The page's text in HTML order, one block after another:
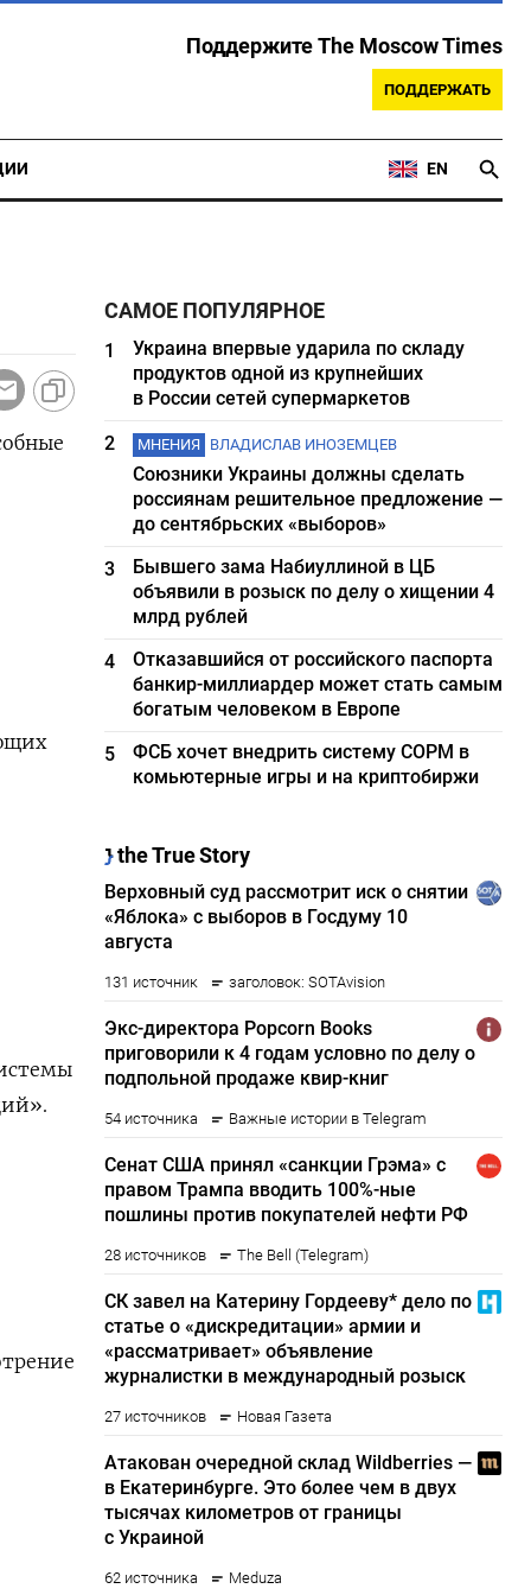
Поддержите The Moscow Times
ПОДДЕРЖАТЬ
EN
САМОЕ ПОПУЛЯРНОЕ
1
Украина впервые ударила по складу
продуктов одной из крупнейших
в России сетей супермаркетов
2
МНЕНИЯ ВЛАДИСЛАВ ИНОЗЕМЦЕВ
Союзники Украины должны сделать
россиянам решительное предложение —
до сентябрьских «выборов»
3
Бывшего зама Набиуллиной в ЦБ
объявили в розыск по делу о хищении 4
млрд рублей
4
Отказавшийся от российского паспорта
банкир-миллиардер может стать самым
богатым человеком в Европе
5
ФСБ хочет внедрить систему СОРМ в
комьютерные игры и на криптобиржи